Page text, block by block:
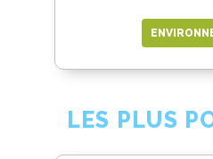
LES PLUS